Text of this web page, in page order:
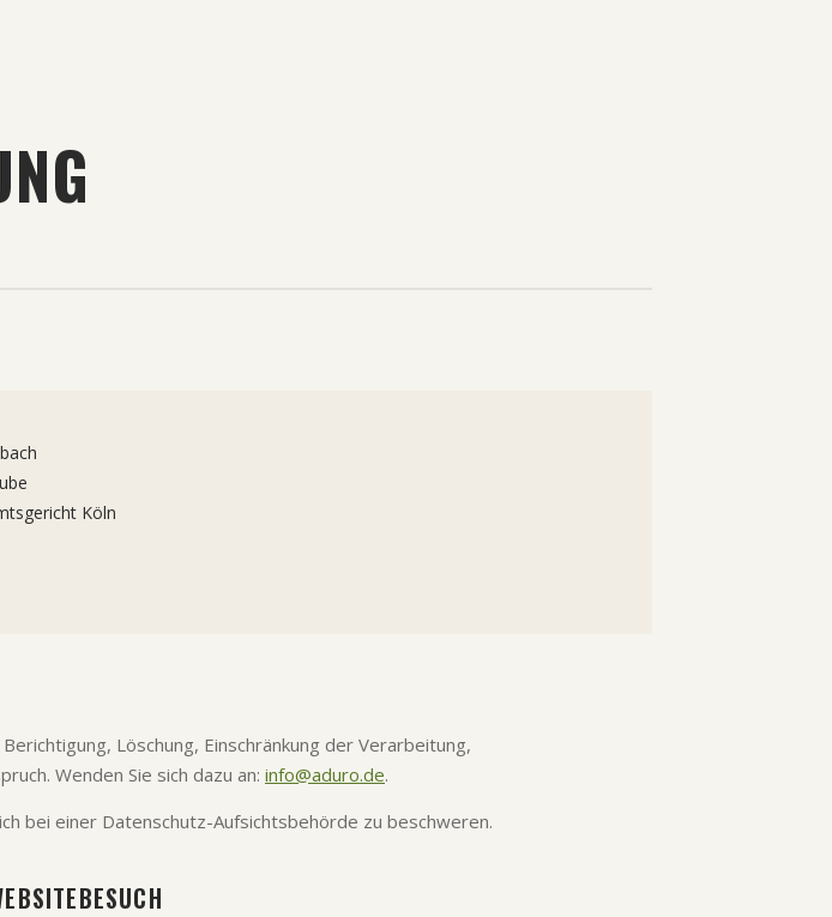
Köln
Löschung, Einschränkung der Verarbeitung,
Wenden Sie sich dazu an: info@aduro.de.
bei einer Datenschutz-Aufsichtsbehörde zu beschweren.